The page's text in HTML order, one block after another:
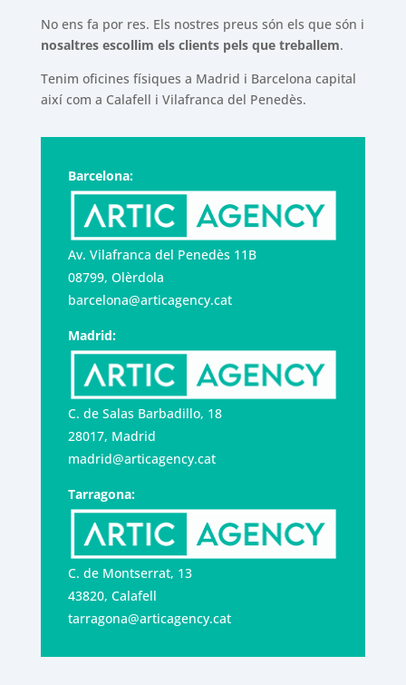
No ens fa por res. Els nostres preus són els que són i
nosaltres escollim els clients pels que treballem.
Tenim oficines físiques a Madrid i Barcelona capital
així com a Calafell i Vilafranca del Penedès.
Barcelona:
Av. Vilafranca del Penedès 11B
08799, Olèrdola
barcelona@articagency.cat
Madrid:
C. de Salas Barbadillo, 18
28017, Madrid
madrid@articagency.cat
Tarragona:
C. de Montserrat, 13
43820, Calafell
tarragona@articagency.cat